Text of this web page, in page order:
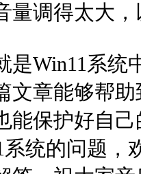
量调得太大
是Win11系统
文章能够帮
能保护好自
系统的问题，